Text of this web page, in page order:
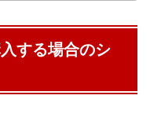
する場合のシ